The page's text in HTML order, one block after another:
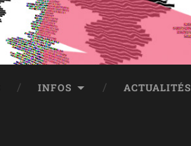
INFOS ACTUALITÉS